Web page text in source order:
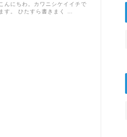
んにちわ。カワニシケイイチで
す。 ひたすら書きまく …